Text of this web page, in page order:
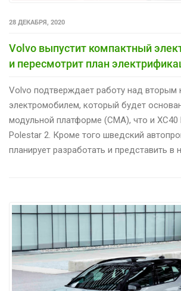
28 ДЕКАБРЯ, 2020
Volvo выпустит компактный
и пересмотрит план
Volvo подтверждает работу над вторым
электромобилем, который будет
модульной платформе (CMA), что и XC40
Polestar 2. Кроме того шведский
планирует разработать и представить в